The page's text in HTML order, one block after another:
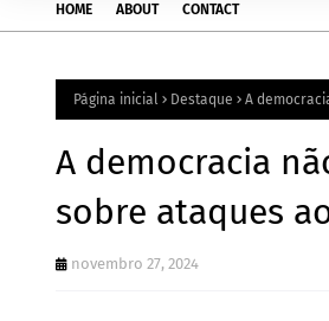
HOME ABOUT CONTACT
Página inicial Destaque A
A democracia
sobre ataques
novembro 27, 2024